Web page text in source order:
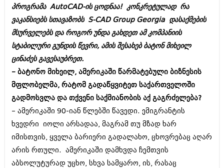
დაიჯესტი
ქალი და მამაკაცი
ისტორია
სხვადასხვა
ანონსი
არქივი
აგვისტო 2018 (162)
ივლისი 2018 (223)
ივნისი 2018 (244)
მაისი 2018 (211)
ისტორია
სხვადასხვა
ანონსი
არქივი
ნოემბერი 2020 (103)
ოქტომბერი 2020 (209)
სექტემბერი 2020 (204)
აგვისტო 2020 (249)
ივლისი 2020 (204)
ივნისი 2020 (249)
არქივის ზომის ნახვა
პროგრამა AutoCAD-ის ცოდნაა! კონკრეტულად რა
ვაკანსიებს სთავაზობს S-CAD Group Georgia დასაქმების
მსურველებს და როგორ უნდა გახდეთ ამ კომპანიის
სტაბილური გუნდის წევრი, ამის შესახებ ბატონ მიხეილ
ცინაძეს გავესაუბრეთ.
– ბატონო მიხეილ, ამერიკაში წარმატებული ბიზნესის
მფლობელმა, რატომ გადაწყვიტეთ საქართველოში
გადმოსვლა და თქვენი საქმიანობის აქ გაგრძელება?
– ამერიკაში 90-იან წლებში წავედი. ემიგრანტის
ხვედრი იოლი არსადაა, მაგრამ თუ მზად ხარ
იმისთვის, ყველა ბარიერი გადალახო, ცხოვრებაც აღარ
არის რთული. ამერიკაში დამხვდა ჩემთვის
აბსოლუტურად უცხო, სხვა სამყარო, ის, რასაც